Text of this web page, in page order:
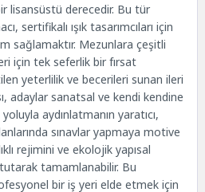
lisansüstü derecedir. Bu tür
sertifikalı ışık tasarımcıları için
sağlamaktır. Mezunlara çeşitli
için tek seferlik bir fırsat
yeterlilik ve becerileri sunan ileri
adaylar sanatsal ve kendi kendine
aydınlatmanın yaratıcı,
sınavlar yapmaya motive
rejimini ve ekolojik yapısal
tamamlanabilir. Bu
bir iş yeri elde etmek için